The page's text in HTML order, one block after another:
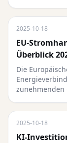
2025-10-18
EU-
Überblick
Die
2025-10-18
KI-